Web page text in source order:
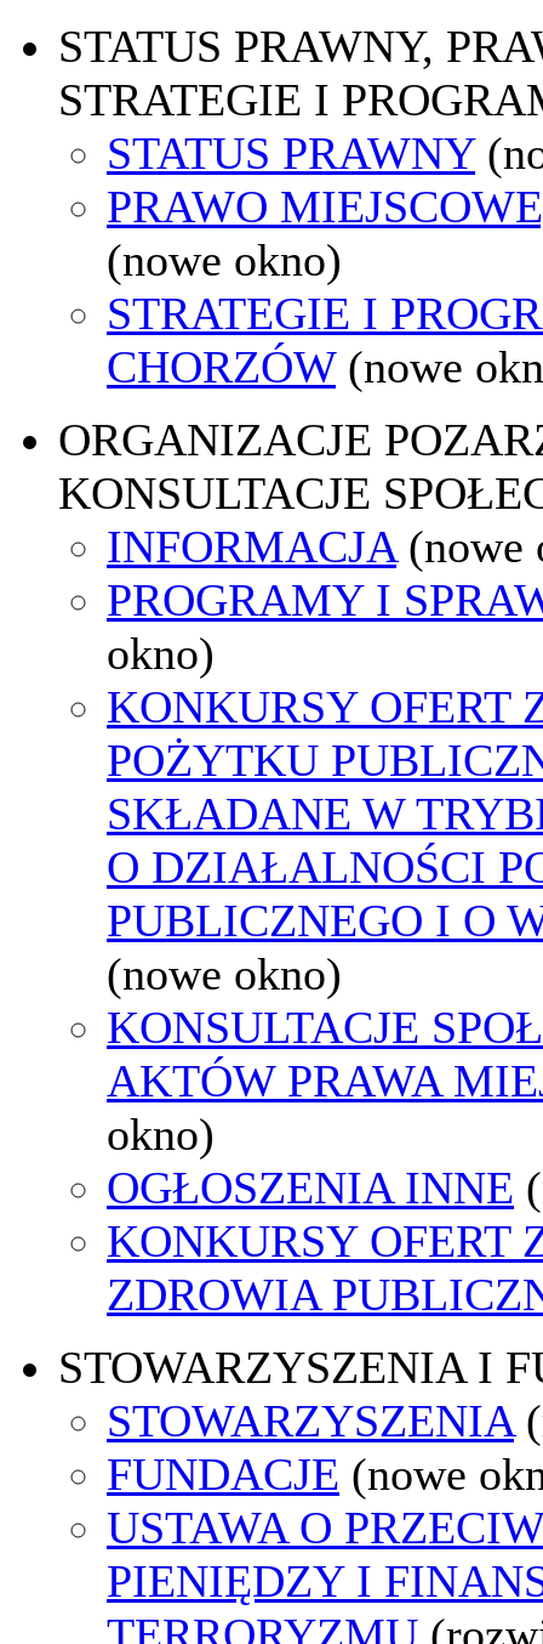
STATUS PRAWNY,
STRATEGIE I
STATUS PRAWNY
PRAWO
(nowe okno)
STRATEGIE I
CHORZÓW (nowe
ORGANIZACJE
KONSULTACJE
INFORMACJA (nowe
PROGRAMY I
okno)
KONKURSY OFERT
POŻYTKU
SKŁADANE W
O DZIAŁALNOŚCI
PUBLICZNEGO I O
(nowe okno)
KONSULTACJE
AKTÓW PRAWA
okno)
OGŁOSZENIA INNE
KONKURSY OFERT
ZDROWIA
STOWARZYSZENIA I
STOWARZYSZENIA
FUNDACJE (nowe
USTAWA O
PIENIĘDZY I